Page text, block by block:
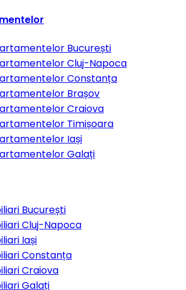
București
Cluj-Napoca
Constanța
Brașov
Craiova
Timișoara
Iași
Galați
București
Cluj-Napoca
Iași
Constanța
Craiova
Galați